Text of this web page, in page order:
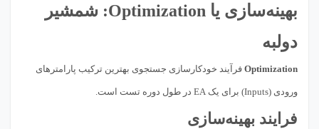
بهینه‌سازی یا Optimization: شمشیر
دولبه
Optimization فرآیند خودکارسازی جستجوی بهترین ترکیب پارامترهای
ورودی (Inputs) برای یک EA در طول دوره تست است.
فرایند بهینه‌سازی